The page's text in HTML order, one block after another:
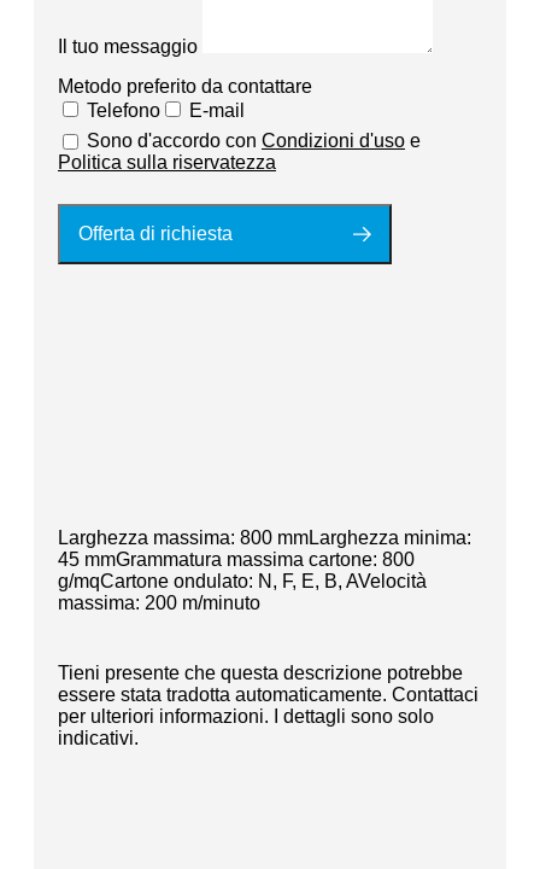
Il tuo messaggio
Metodo preferito da contattare
Telefono
E-mail
Sono d'accordo con Condizioni d'uso e
Politica sulla riservatezza
Offerta di richiesta
Larghezza massima: 800 mmLarghezza minima:
45 mmGrammatura massima cartone: 800
g/mqCartone ondulato: N, F, E, B, AVelocità
massima: 200 m/minuto
Tieni presente che questa descrizione potrebbe
essere stata tradotta automaticamente. Contattaci
per ulteriori informazioni. I dettagli sono solo
indicativi.